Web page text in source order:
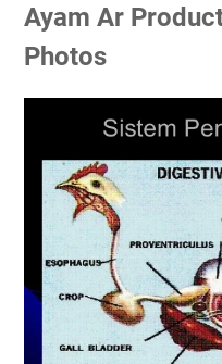
Ayam Ar
Photos